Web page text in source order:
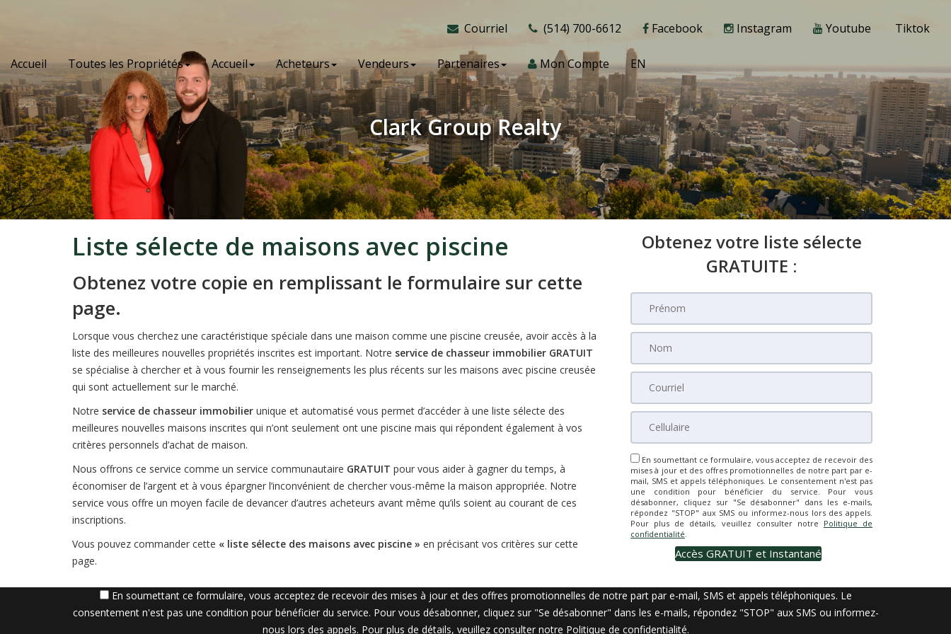
Courriel (514) 700-6612 Facebook Instagram Youtube Tiktok
Accueil Toutes les Propriétés Accueil Acheteurs Vendeurs Partenaires Mon Compte EN
Clark Group Realty
Liste sélecte de maisons avec piscine
Obtenez votre copie en remplissant le formulaire sur cette
page.
Lorsque vous cherchez une caractéristique spéciale dans une maison comme une piscine creusée, avoir accès à la
liste des meilleures nouvelles propriétés inscrites est important. Notre service de chasseur immobilier GRATUIT
se spécialise à chercher et à vous fournir les renseignements les plus récents sur les maisons avec piscine creusée
qui sont actuellement sur le marché.
Notre service de chasseur immobilier unique et automatisé vous permet d’accéder à une liste sélecte des
meilleures nouvelles maisons inscrites qui n’ont seulement ont une piscine mais qui répondent également à vos
critères personnels d’achat de maison.
Nous offrons ce service comme un service communautaire GRATUIT pour vous aider à gagner du temps, à
économiser de l’argent et à vous épargner l’inconvénient de chercher vous-même la maison appropriée. Notre
service vous offre un moyen facile de devancer d’autres acheteurs avant même qu’ils soient au courant de ces
inscriptions.
Vous pouvez commander cette « liste sélecte des maisons avec piscine » en précisant vos critères sur cette
page.
Obtenez votre liste sélecte
GRATUITE :
En soumettant ce formulaire, vous acceptez de recevoir des
mises à jour et des offres promotionnelles de notre part par e-
mail, SMS et appels téléphoniques. Le consentement n'est pas
une condition pour bénéficier du service. Pour vous
désabonner, cliquez sur "Se désabonner" dans les e-mails,
répondez "STOP" aux SMS ou informez-nous lors des appels.
Pour plus de détails, veuillez consulter notre Politique de
confidentialité.
En soumettant ce formulaire, vous acceptez de recevoir des mises à jour et des offres promotionnelles de notre part par e-mail, SMS et appels téléphoniques. Le
consentement n'est pas une condition pour bénéficier du service. Pour vous désabonner, cliquez sur "Se désabonner" dans les e-mails, répondez "STOP" aux SMS ou informez-
nous lors des appels. Pour plus de détails, veuillez consulter notre Politique de confidentialité.